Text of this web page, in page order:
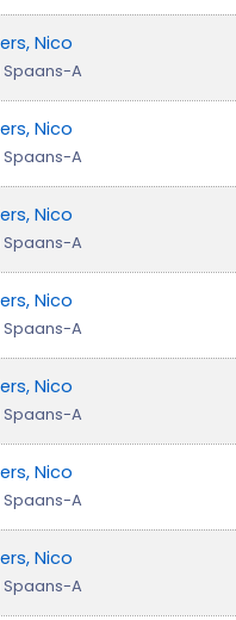
Nico
Spaans-A
Nico
Spaans-A
Nico
Spaans-A
Nico
Spaans-A
Nico
Spaans-A
Nico
Spaans-A
Nico
Spaans-A